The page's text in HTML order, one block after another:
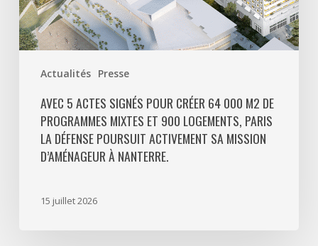
Actualités Presse
et
900
logements,
Défense
poursuit
activement
AVEC 5 ACTES SIGNÉS POUR CRÉER 64 000 M2 DE
PROGRAMMES MIXTES ET 900 LOGEMENTS, PARIS
LA DÉFENSE POURSUIT ACTIVEMENT SA MISSION
D’AMÉNAGEUR À NANTERRE.
15 juillet 2026